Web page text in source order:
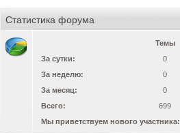
Статистика форума
Темы
За сутки:
0
За неделю:
0
За месяц:
0
Всего:
699
Мы приветствуем нового участника: